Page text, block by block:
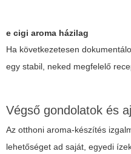
e cigi aroma házilag
Ha következetesen
egy stabil, neked megfelelő
Végső gondolatok és
Az otthoni aroma-készítés
lehetőséget ad saját, egyedi